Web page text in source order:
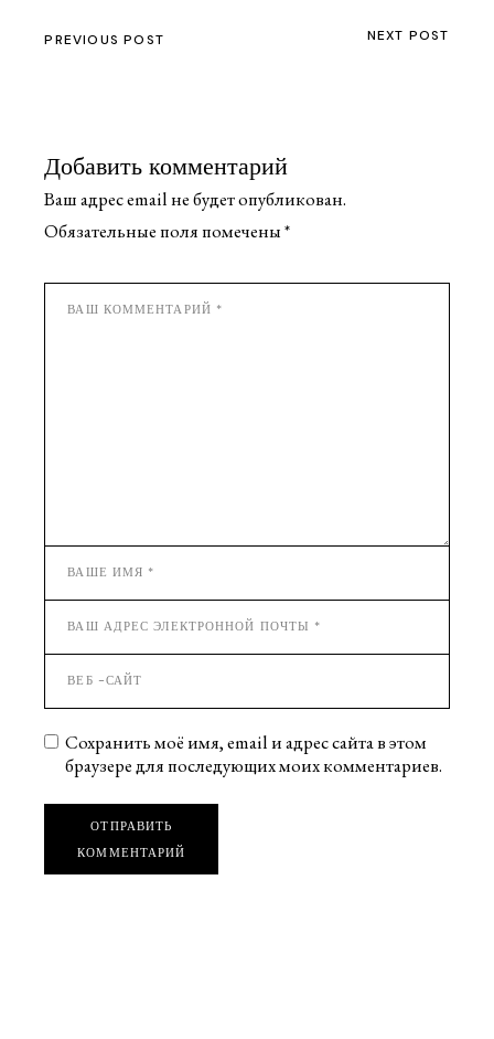
PREVIOUS POST NEXT POST
Добавить комментарий
Ваш адрес email не будет опубликован.
Обязательные поля помечены*
Сохранить моё имя, email и адрес сайта в этом
браузере для последующих моих комментариев.
ОТПРАВИТЬ
КОММЕНТАРИЙ